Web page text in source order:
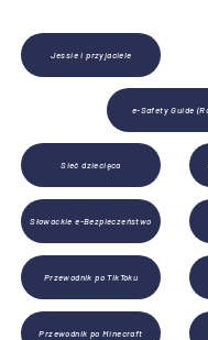
Jessie i przyjaciele
e-Safety Guide
Sieć dziecięca
Słowackie e-Bezpieczeństwo
Przewodnik po TikToku
Przewodnik po Minecraft